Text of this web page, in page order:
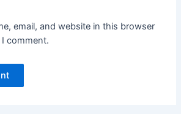
email, and website in this browser
comment.